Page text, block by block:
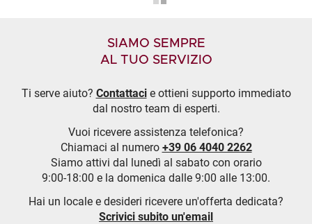
SIAMO SEMPRE
AL TUO SERVIZIO
Ti serve aiuto? Contattacie ottieni supporto immediato
dal nostro team di esperti.
Vuoi ricevere assistenza telefonica?
Chiamaci al numero +39 06 4040 2262
Siamo attivi dal lunedì al sabato con orario
9:00-18:00 e la domenica dalle 9:00 alle 13:00.
Hai un locale e desideri ricevere un'offerta dedicata?
Scrivici subito un'email